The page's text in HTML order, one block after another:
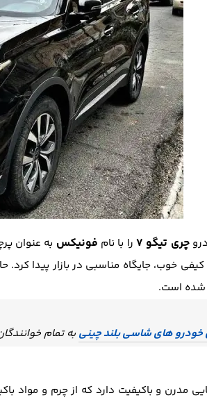
چری تیگو ۷ را با نام فونیکس به عنوان
خوب، جایگاه مناسبی در بازار پیدا کرد.
شده است.
خودرو های شاسی بلند چینیبه تمام
مدرن و باکیفیت دارد که از چرم و مواد